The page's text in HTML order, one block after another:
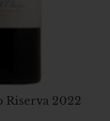
Riserva 2022